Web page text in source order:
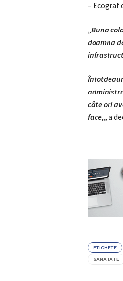
– Ecograf
„Buna
doamna
câte ori
face„, a
ETICHETE
SANATATE